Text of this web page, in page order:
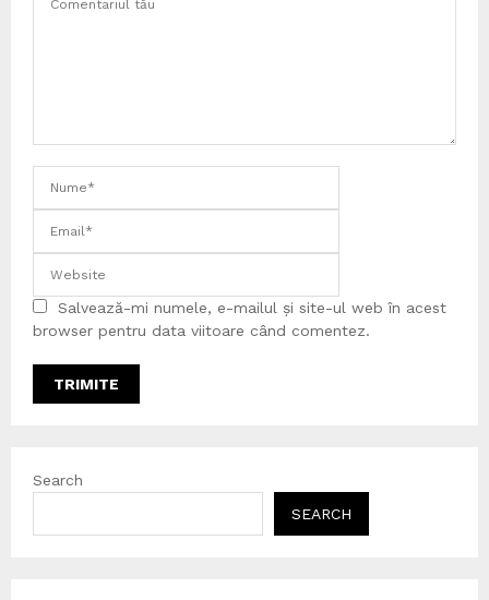
Salvează-mi numele, e-mailul și site-ul web în acest
browser pentru data viitoare când comentez.
Search
SEARCH